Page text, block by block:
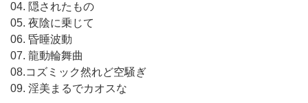
04. 隠されたもの
05. 夜陰に乗じて
06. 昏睡波動
07. 龍動輪舞曲
08.コズミック然れど空騒ぎ
09. 淫美まるでカオスな